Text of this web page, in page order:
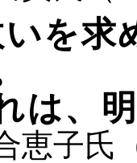
いを
は、
恵子氏